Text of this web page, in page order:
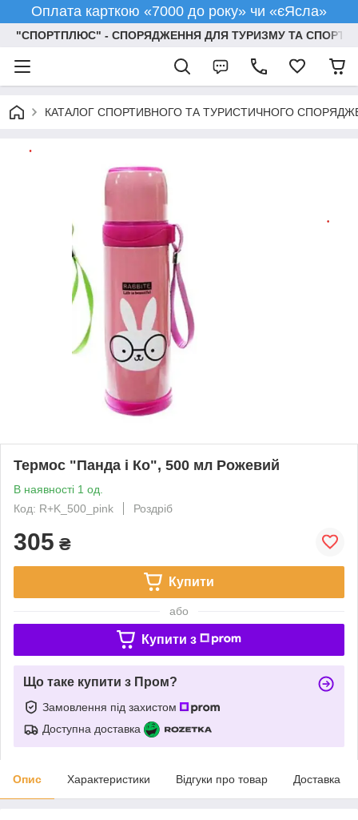
Оплата карткою «7000 до року» чи «єЯсла»
"СПОРТПЛЮС" - СПОРЯДЖЕННЯ ДЛЯ ТУРИЗМУ ТА СПОРТУ
КАТАЛОГ СПОРТИВНОГО ТА ТУРИСТИЧНОГО
Термос "Панда і Ко", 500 мл Рожевий
В наявності 1 од.
Код: R+K_500_pink
Роздріб
305 ₴
Купити
або
Купити з
Що таке купити з Пром?
Замовлення під захистом
Доступна доставка
Опис Характеристики Відгуки про товар Доставка